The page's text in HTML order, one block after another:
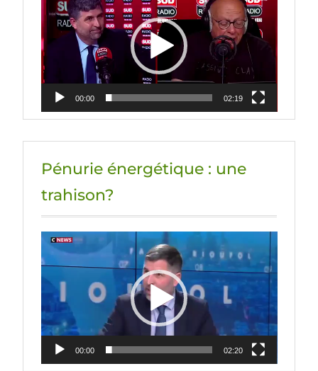
vidéo
00:00 02:19
Pénurie énergétique : une
trahison?
Lecteur
vidéo
00:00 02:20